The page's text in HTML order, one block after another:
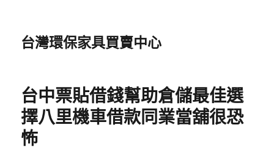
台灣環保家具買賣中心
台中票貼借錢幫助倉儲最佳選
擇八里機車借款同業當舖很恐
怖